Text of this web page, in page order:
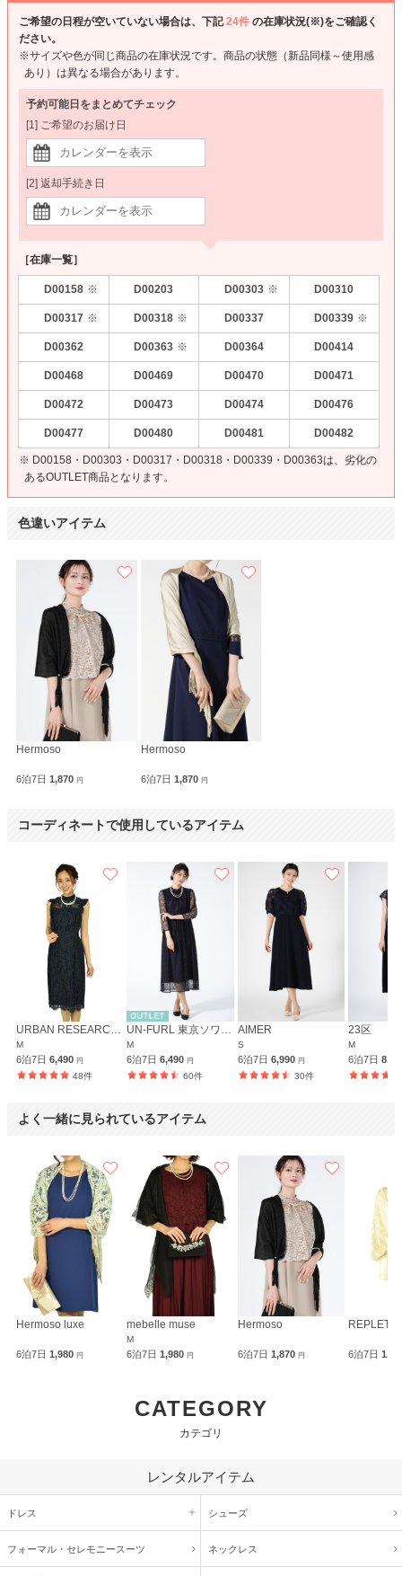
ご希望の日程が空いていない場合は、下記24件 の在庫状況(※)をご確認く
ださい。
※サイズや色が同じ商品の在庫状況です。商品の状態（新品同様～使用感
あり）は異なる場合があります。
予約可能日をまとめてチェック
[1] ご希望のお届け日
[2] 返却手続き日
［在庫一覧］
D00158 ※ D00203 D00303 ※ D00310
D00317 ※ D00318 ※ D00337 D00339 ※
D00362 D00363 ※ D00364 D00414
D00468 D00469 D00470 D00471
D00472 D00473 D00474 D00476
D00477 D00480 D00481 D00482
※ D00158・D00303・D00317・D00318・D00339・D00363は、劣化の
あるOUTLET商品となります。
色違いアイテム
Hermoso
6泊7日 1,870 円
Hermoso
6泊7日 1,870 円
コーディネートで使用しているアイテム
URBAN RESEARCH ROSSO
M
6泊7日 6,490 円
48件
UN-FURL 東京ソワール
M
6泊7日6,490円
60件
AIMER
S
6泊7日 6,990 円
30件
23区
M
6泊7日
よく一緒に見られているアイテム
Hermoso luxe
6泊7日 1,980 円
mebelle muse
M
6泊7日1,980円
Hermoso
6泊7日 1,870 円
REPLETE
6泊7日
CATEGORY
カテゴリ
レンタルアイテム
ドレス シューズ
フォーマル・ セレモニースーツ ネックレス